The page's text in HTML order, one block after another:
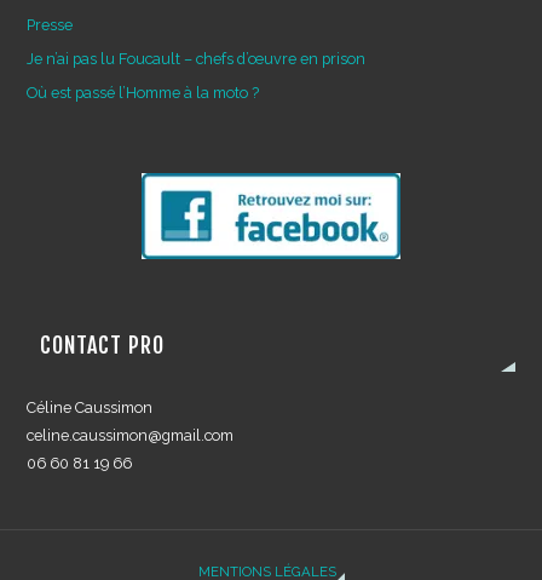
Presse
Je n’ai pas lu Foucault – chefs d’œuvre en prison
Où est passé l’Homme à la moto ?
CONTACT PRO
Céline Caussimon
celine.caussimon@gmail.com
06 60 81 19 66
MENTIONS LÉGALES